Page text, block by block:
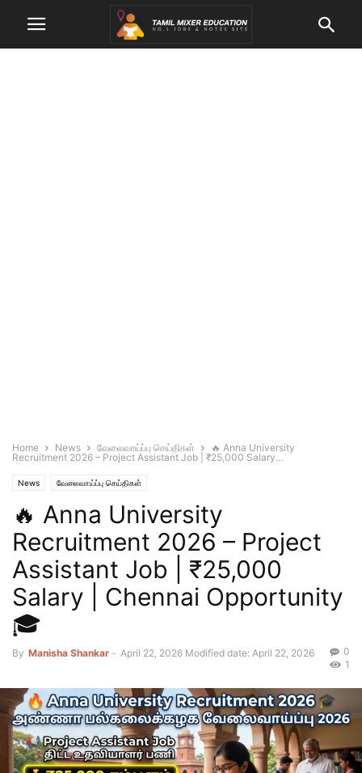
Home News வேலைவாய்ப்பு செய்திகள்
🔥 Anna University
Recruitment 2026 – Project Assistant Job | ₹25,000 Salary...
News வேலைவாய்ப்பு செய்திகள்
🔥 Anna University
Recruitment 2026 – Project
Assistant Job | ₹25,000
Salary | Chennai Opportunity
🎓
By Manisha Shankar - April 22, 2026 Modified date: April 22, 2026
0
1